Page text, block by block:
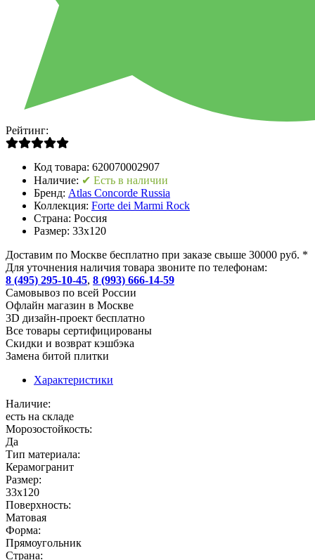
Рейтинг:
Код товара: 620070002907
Наличие: ✔ Есть в наличии
Бренд: Atlas Concorde Russia
Коллекция: Forte dei Marmi Rock
Страна: Россия
Размер: 33x120
Доставим по Москве бесплатно при заказе свыше 30000 руб. *
Для уточнения наличия товара звоните по телефонам:
8 (495) 295-10-45, 8 (993) 666-14-59
Cамовывоз по всей России
Офлайн магазин в Москве
3D дизайн-проект бесплатно
Все товары сертифицированы
Скидки и возврат кэшбэка
Замена битой плитки
Характеристики
Наличие:
есть на складе
Морозостойкость:
Да
Тип материала:
Керамогранит
Размер:
33x120
Поверхность:
Матовая
Форма:
Прямоугольник
Страна: